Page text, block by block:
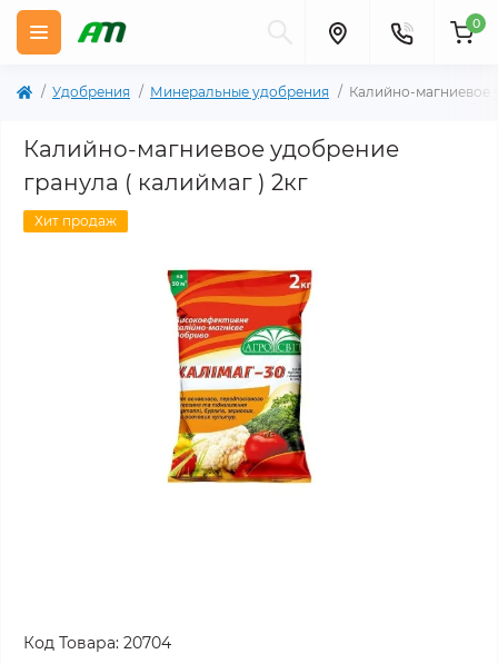
0
Удобрения Минеральные удобрения Калийно-магниевое
Калийно-магниевое удобрение
гранула ( калиймаг ) 2кг
Хит продаж
Код Товара: 20704